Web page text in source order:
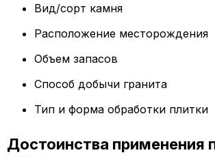
Вид/сорт камня
Расположение месторождения
Объем запасов
Способ добычи гранита
Тип и форма обработки плитки
Достоинства применения